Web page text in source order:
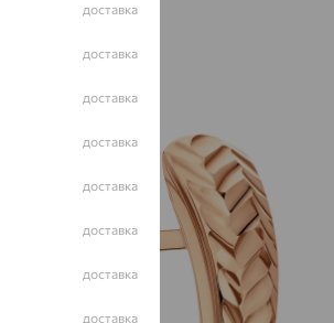
доставка
доставка
доставка
доставка
доставка
доставка
доставка
доставка